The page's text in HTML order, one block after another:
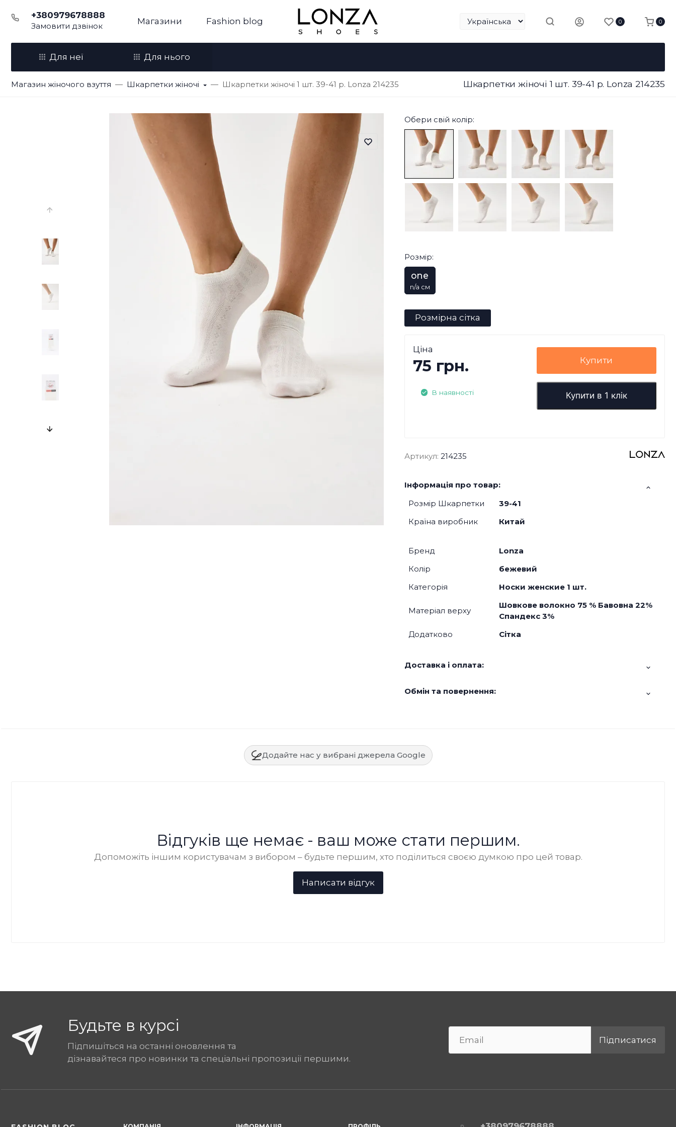
+380979678888
Замовити дзвінок Магазини Fashion blog 0 0
Для неї Для нього
Магазин жіночого взуття Шкарпетки жіночі Шкарпетки жіночі 1 шт. 39-41 р. Lonza 214235 Шкарпетки жіночі 1 шт. 39-41 р. Lonza 214235
Обери свій колір:
Розмір:
one
n/a см
Розмірна сітка
Ціна
75 грн.
В наявності
Купити
Купити в 1 клік
Артикул: 214235
Інформація про товар:
Розмір Шкарпетки
39-41
Країна виробник
Китай
Бренд
Lonza
Колір
бежевий
Категорія
Носки женские 1 шт.
Матеріал верху
Шовкове волокно 75 % Бавовна 22%
Спандекс 3%
Додатково
Сітка
Доставка і оплата:
Обмін та повернення:
Додайте нас у вибрані джерела Google
Відгуків ще немає - ваш може стати першим.
Допоможіть іншим користувачам з вибором – будьте першим, хто поділиться своєю думкою про цей товар.
Будьте в курсі
Підпишіться на останні оновлення та
дізнавайтеся про новинки та спеціальні пропозиції першими.
Підписатися